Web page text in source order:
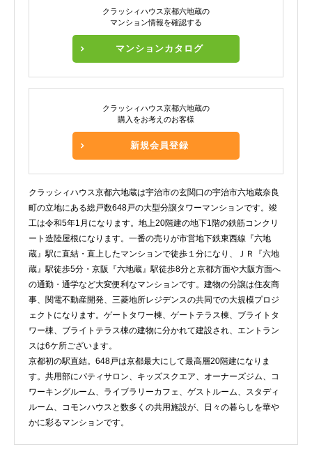
クラッシィハウス京都六地蔵の
マンション情報を確認する
マンションカタログ
クラッシィハウス京都六地蔵の
購入をお考えのお客様
新規会員登録
クラッシィハウス京都六地蔵は宇治市の玄関口の宇治市六地蔵奈良
町の立地にある総戸数648戸の大型分譲タワーマンションです。竣
工は令和5年1月になります。地上20階建の地下1階の鉄筋コンクリ
ート造陸屋根になります。一番の売りが市営地下鉄東西線『六地
蔵』駅に直結・直上したマンションで徒歩１分になり、ＪＲ『六地
蔵』駅徒歩5分・京阪『六地蔵』駅徒歩8分と京都方面や大阪方面へ
の通勤・通学など大変便利なマンションです。建物の分譲は住友商
事、関電不動産開発、三菱地所レジデンスの共同での大規模プロジ
ェクトになります。ゲートタワー棟、ゲートテラス棟、ブライトタ
ワー棟、ブライトテラス棟の建物に分かれて建設され、エントラン
スは6ケ所ございます。
京都初の駅直結。648戸は京都最大にして最高層20階建になりま
す。共用部にパティサロン、キッズスクエア、オーナーズジム、コ
ワーキングルーム、ライブラリーカフェ、ゲストルーム、スタディ
ルーム、コモンハウスと数多くの共用施設が、日々の暮らしを華や
かに彩るマンションです。